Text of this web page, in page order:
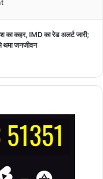
का कहर, IMD का रेड अलर्ट जारी;
थमा जनजीवन